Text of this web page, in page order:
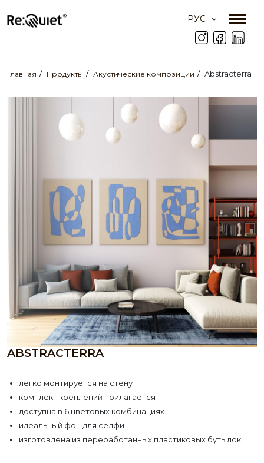
РУС
Главная Продукты Акустические композиции Abstracterra
ABSTRACTERRA
легко монтируется на стену
комплект креплений прилагается
доступна в 6 цветовых комбинациях
идеальный фон для селфи
изготовлена из переработанных пластиковых бутылок